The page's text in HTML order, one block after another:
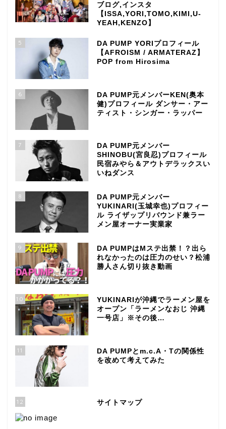
ブログ,インスタ
【ISSA,YORI,TOMO,KIMI,U-
YEAH,KENZO】
5
DA PUMP YORIプロフィール
【AFROISM / ARMATERAZ】
POP from Hirosima
6
DA PUMP元メンバーKEN(奥本
健)プロフィール ダンサー・アー
ティスト・シンガー・ラッパー
7
DA PUMP元メンバー
SHINOBU(宮良忍)プロフィール
民宿みやら＆アウトデラックスい
いねダンス
8
DA PUMP元メンバー
YUKINARI(玉城幸也)プロフィー
ル ライザップリバウンド兼ラー
メン屋オーナー実業家
9
DA PUMPはMステ出禁！？出ら
れなかったのは圧力のせい？松浦
勝人さん切り抜き動画
10
YUKINARIが沖縄でラーメン屋を
オープン「ラーメンなおじ 沖縄
一号店」※その後…
11
DA PUMPとm.c.A・Tの関係性
を改めて考えてみた
12 サイトマップ